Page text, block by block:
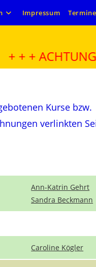
Impressum Termine
+ +
Kurse bzw.
verlinkten
Ann-Katrin Gehrt
Sandra Beckmann
Caroline Kögler